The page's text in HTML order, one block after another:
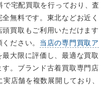
宅配買取を行っており、査
無料です。東北などお近く
買取もご利用いただけます
ださい。 当店の専門買取ア
大限に評価し、最適な買取
。ブランド古着買取専門店
店舗を複数展開しており、